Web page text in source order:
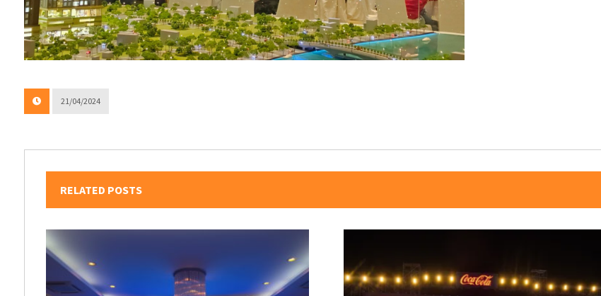
21/04/2024
RELATED POSTS